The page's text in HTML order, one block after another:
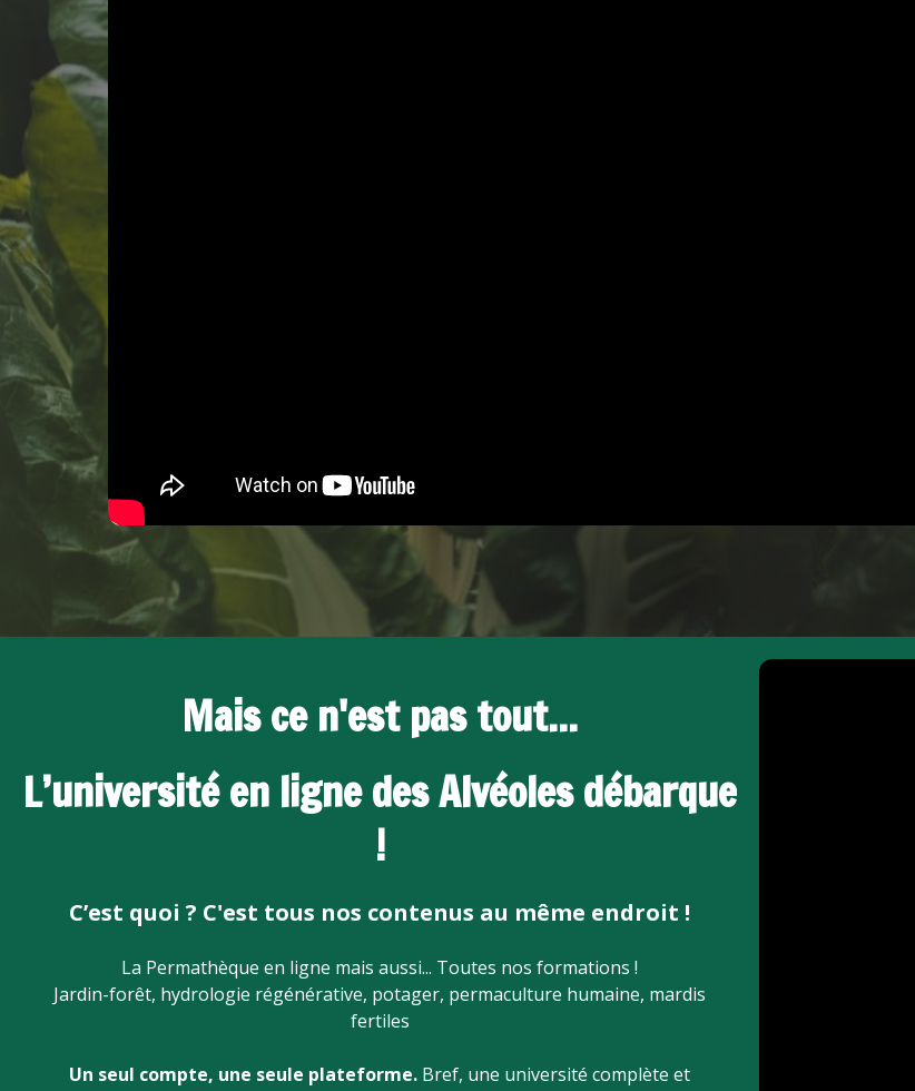
Mais ce n'est pas tout...
L’université en ligne des Alvéoles débarque
!
C’est quoi ? C'est tous nos contenus au même endroit !
La Permathèque en ligne mais aussi... Toutes nos formations !
Jardin-forêt, hydrologie régénérative, potager, permaculture humaine, mardis
fertiles
Un seul compte, une seule plateforme. Bref, une université complète et